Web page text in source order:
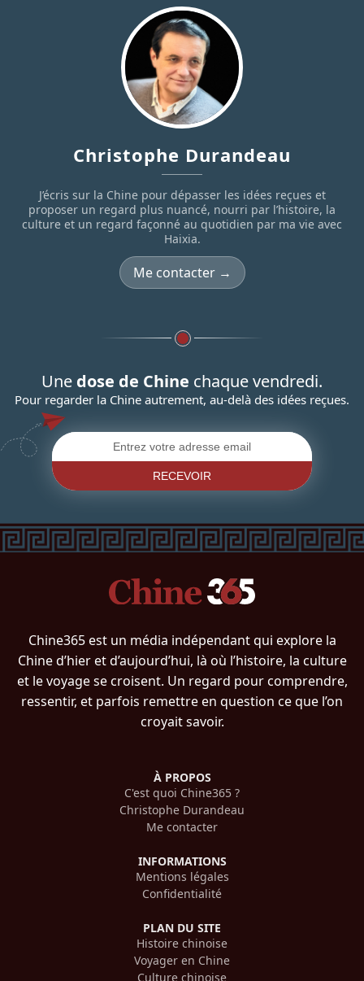
Christophe Durandeau
J’écris sur la Chine pour dépasser les idées reçues et
proposer un regard plus nuancé, nourri par l’histoire, la
culture et un regard façonné au quotidien par ma vie avec
Haixia.
Me contacter →
Une dose de Chine chaque vendredi.
Pour regarder la Chine autrement, au-delà des idées reçues.
RECEVOIR
Chine365 est un média indépendant qui explore la
Chine d’hier et d’aujourd’hui, là où l’histoire, la culture
et le voyage se croisent. Un regard pour comprendre,
ressentir, et parfois remettre en question ce que l’on
croyait savoir.
À PROPOS
C'est quoi Chine365 ?
Christophe Durandeau
Me contacter
INFORMATIONS
Mentions légales
Confidentialité
PLAN DU SITE
Histoire chinoise
Voyager en Chine
Culture chinoise